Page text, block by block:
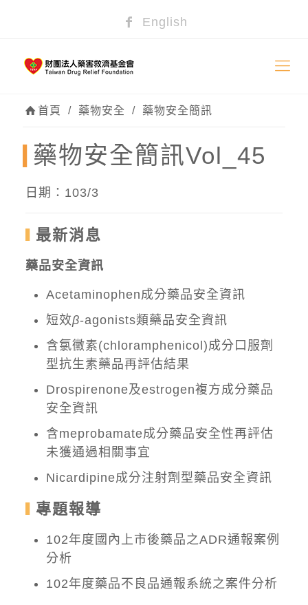
English
首頁 / 藥物安全 / 藥物安全簡訊
藥物安全簡訊Vol_45
日期：103/3
最新消息
藥品安全資訊
Acetaminophen成分藥品安全資訊
短效β-agonists類藥品安全資訊
含氯黴素(chloramphenicol)成分口服劑
型抗生素藥品再評估結果
Drospirenone及estrogen複方成分藥品
安全資訊
含meprobamate成分藥品安全性再評估
未獲通過相關事宜
Nicardipine成分注射劑型藥品安全資訊
專題報導
102年度國內上市後藥品之ADR通報案例
分析
102年度藥品不良品通報系統之案件分析